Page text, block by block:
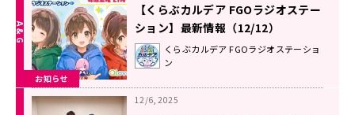
お知らせ
【くらぶカルデア FGOラジオステー
ション】最新情報（12/12）
くらぶカルデア FGOラジオステーショ
ン
12/6, 2025